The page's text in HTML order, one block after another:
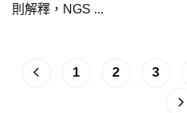
則解釋，NGS ...
1 2 3